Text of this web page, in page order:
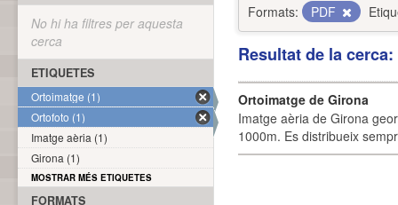
Formats:
PDF
Resultat de la
Ortoimatge de Girona
Imatge aèria de Girona
1000m. Es distribueix
No hi ha filtres per aquesta
cerca
ETIQUETES
Ortoimatge (1)
Ortofoto (1)
Imatge aèria (1)
Girona (1)
MOSTRAR MÉS ETIQUETES
FORMATS